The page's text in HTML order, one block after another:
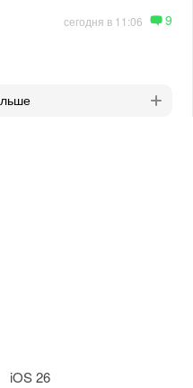
сегодня в 11:06 9
iOS 26